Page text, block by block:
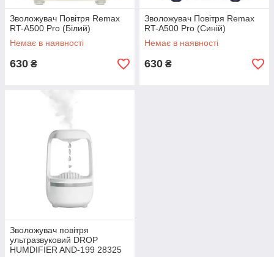
Зволожувач Повітря Remax
RT-A500 Pro (Бiлий)
Немає в наявності
630 ₴
Зволожувач Повітря Remax
RT-A500 Pro (Синій)
Немає в наявності
630 ₴
Зволожувач повітря
ультразвуковий DROP
HUMDIFIER AND-199 28325